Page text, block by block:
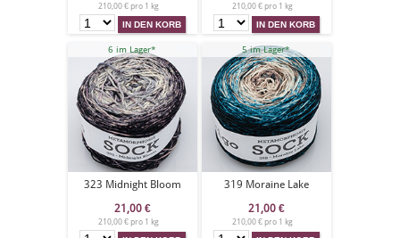
210,00 € pro 1 kg 210,00 € pro 1 kg
6 im Lager*
323 Midnight Bloom
21,00 €
210,00 € pro 1 kg
5 im Lager*
319 Moraine Lake
21,00 €
210,00 € pro 1 kg